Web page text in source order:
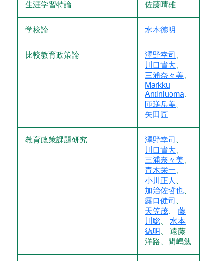
生涯学習特論 佐藤晴雄
学校論 水本徳明
比較教育政策論 澤野幸司
川口貴大
三浦奈々美
Markku
Antinluoma
匝瑳岳美
矢田匠
教育政策課題研究 澤野幸司
川口貴大
三浦奈々美
青木栄一
小川正人
加治佐哲也
露口健司
天笠茂
藤
川聡
水本
徳明
、 遠藤
洋路、
間嶋勉